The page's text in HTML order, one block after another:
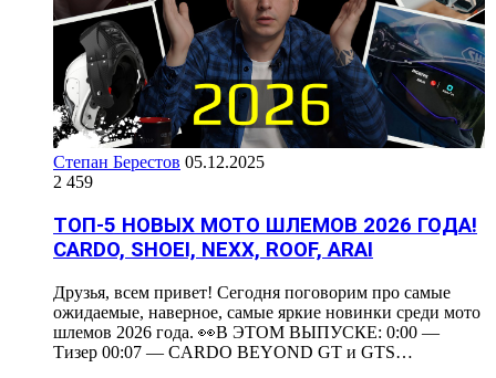
Степан Берестов 05.12.2025
2 459
ТОП-5 НОВЫХ МОТО ШЛЕМОВ 2026 ГОДА!
CARDO, SHOEI, NEXX, ROOF, ARAI
Друзья, всем привет! Сегодня поговорим про самые
ожидаемые, наверное, самые яркие новинки среди мото
шлемов 2026 года. 👀В ЭТОМ ВЫПУСКЕ: 0:00 —
Тизер 00:07 — CARDO BEYOND GT и GTS…